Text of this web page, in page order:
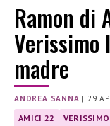
Ramon di
Verissimo
madre
ANDREA SANNA |29
AMICI 22 VERISSIMO